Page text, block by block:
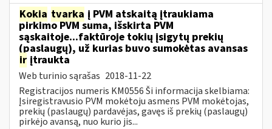
Kokia tvarka į PVM atskaitą įtraukiama
pirkimo PVM suma, išskirta PVM
sąskaitoje...faktūroje tokių įsigytų prekių
(paslaugų), už kurias buvo sumokėtas avansas
ir įtraukta
Web turinio sąrašas 2018-11-22
Registracijos numeris KM0556 Ši informacija skelbiama:
Įsiregistravusio PVM mokėtoju asmens PVM mokėtojas,
prekių (paslaugų) pardavėjas, gavęs iš prekių (paslaugų)
pirkėjo avansą, nuo kurio jis...